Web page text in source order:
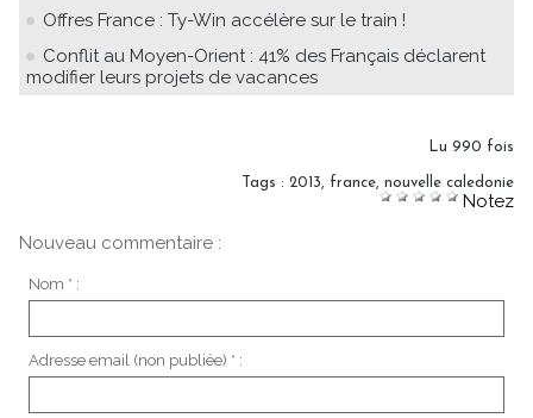
Offres France : Ty-Win accélère sur le train !
Conflit au Moyen-Orient : 41% des Français déclarent
modifier leurs projets de vacances
Lu 990 fois
Tags : 2013 france nouvelle caledonie
Notez
Nouveau commentaire :
Nom * :
Adresse email (non publiée) * :